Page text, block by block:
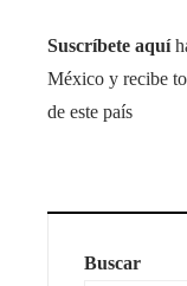
Suscríbete aquí
México y recibe
de este país
Buscar